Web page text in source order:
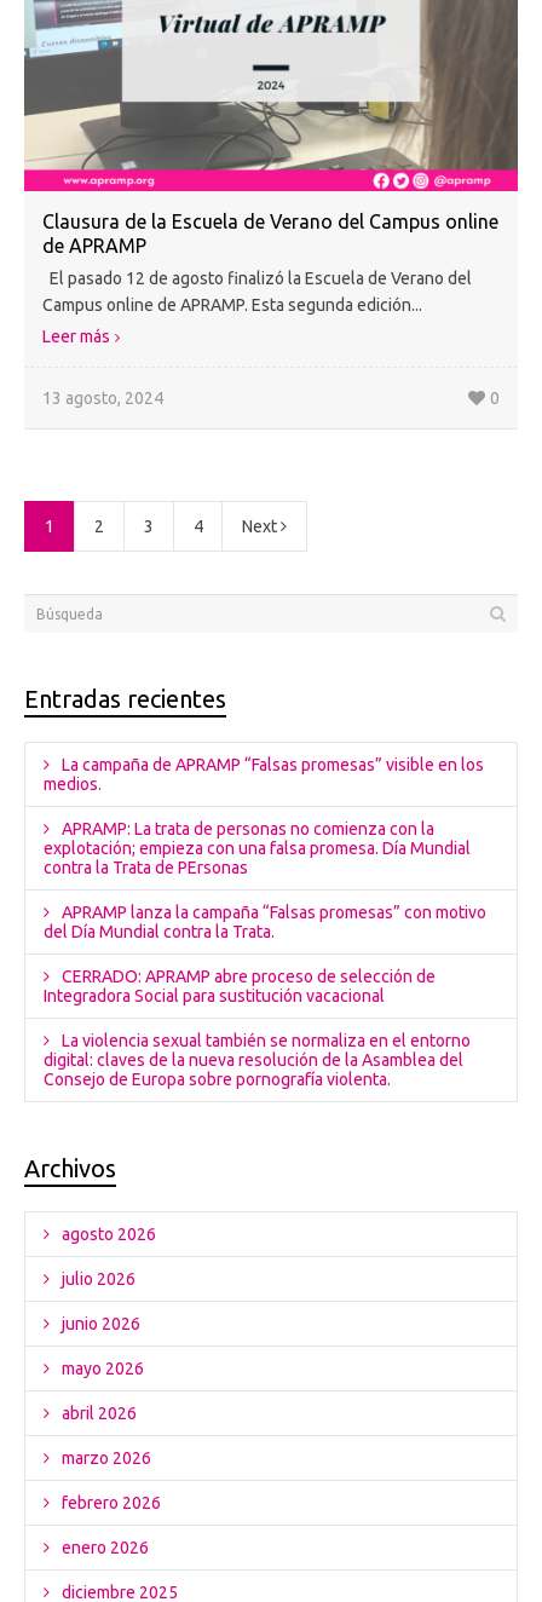
Clausura de la Escuela de Verano del Campus online
de APRAMP
El pasado 12 de agosto finalizó la Escuela de Verano del
Campus online de APRAMP. Esta segunda edición...
Leer más
13 agosto, 2024 0
1 2 3 4 Next
Entradas recientes
La campaña de APRAMP “Falsas promesas” visible en los
medios.
APRAMP: La trata de personas no comienza con la
explotación; empieza con una falsa promesa. Día Mundial
contra la Trata de PErsonas
APRAMP lanza la campaña “Falsas promesas” con motivo
del Día Mundial contra la Trata.
CERRADO: APRAMP abre proceso de selección de
Integradora Social para sustitución vacacional
La violencia sexual también se normaliza en el entorno
digital: claves de la nueva resolución de la Asamblea del
Consejo de Europa sobre pornografía violenta.
Archivos
agosto 2026
julio 2026
junio 2026
mayo 2026
abril 2026
marzo 2026
febrero 2026
enero 2026
diciembre 2025